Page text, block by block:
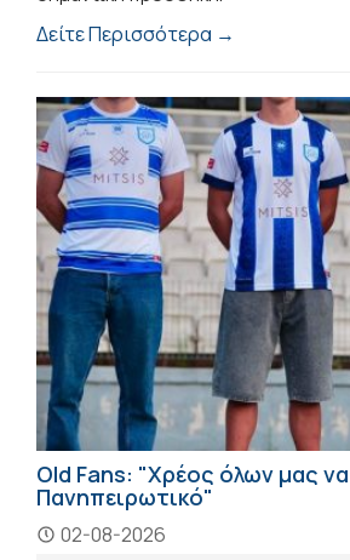
Δείτε Περισσότερα →
Old Fans: "Χρέος όλων μας
Πανηπειρωτικό"
02-08-2026